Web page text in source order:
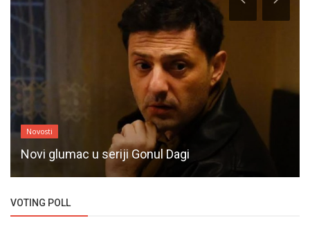
Novosti
Novi glumac u seriji Gonul Dagi
VOTING POLL